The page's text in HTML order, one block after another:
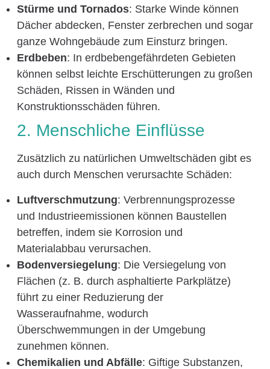
Stürme und Tornados: Starke Winde können
Dächer abdecken, Fenster zerbrechen und sogar
ganze Wohngebäude zum Einsturz bringen.
Erdbeben: In erdbebengefährdeten Gebieten
können selbst leichte Erschütterungen zu großen
Schäden, Rissen in Wänden und
Konstruktionsschäden führen.
2. Menschliche Einflüsse
Zusätzlich zu natürlichen Umweltschäden gibt es
auch durch Menschen verursachte Schäden:
Luftverschmutzung: Verbrennungsprozesse
und Industrieemissionen können Baustellen
betreffen, indem sie Korrosion und
Materialabbau verursachen.
Bodenversiegelung: Die Versiegelung von
Flächen (z. B. durch asphaltierte Parkplätze)
führt zu einer Reduzierung der
Wasseraufnahme, wodurch
Überschwemmungen in der Umgebung
zunehmen können.
Chemikalien und Abfälle: Giftige Substanzen,